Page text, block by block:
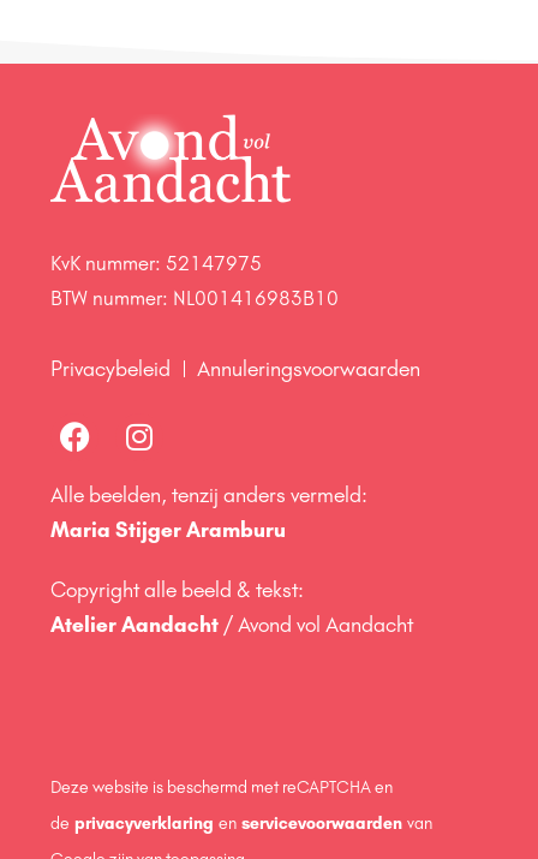
KvK nummer: 52147975
BTW nummer: NL001416983B10
Privacybeleid Annuleringsvoorwaarden
Alle beelden, tenzij anders vermeld:
Maria Stijger Aramburu
Copyright alle beeld & tekst:
Atelier Aandacht / Avond vol Aandacht
Deze website is beschermd met reCAPTCHA en
de privacyverklaring en servicevoorwaarden van